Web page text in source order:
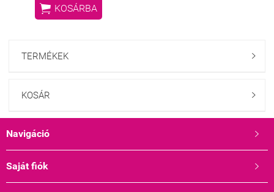
 KOSÁRBA
TERMÉKEK 
KOSÁR 
Navigáció 
Saját fiók 